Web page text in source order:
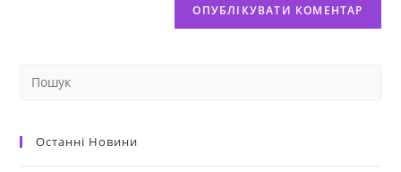
Останні Новини